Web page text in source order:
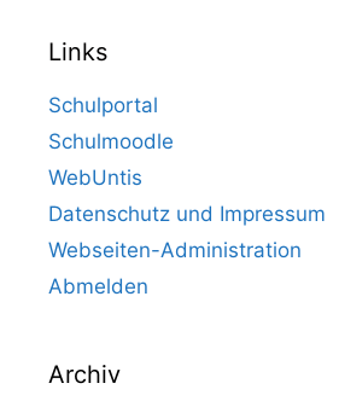
Links
Schulportal
Schulmoodle
WebUntis
Datenschutz und Impressum
Webseiten-Administration
Abmelden
Archiv